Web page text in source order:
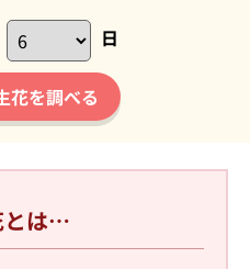
日
花を調べる
とは…